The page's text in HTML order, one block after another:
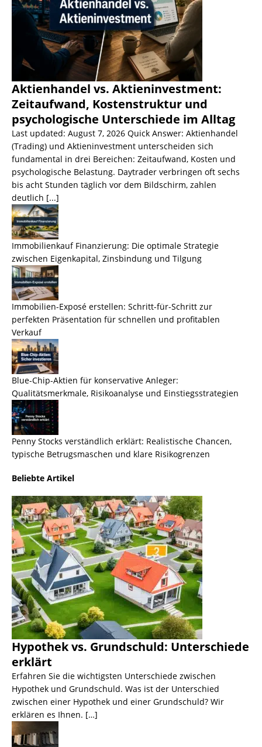
Aktienhandel vs. Aktieninvestment:
Zeitaufwand, Kostenstruktur und
psychologische Unterschiede im Alltag
Last updated: August 7, 2026 Quick Answer: Aktienhandel
(Trading) und Aktieninvestment unterscheiden sich
fundamental in drei Bereichen: Zeitaufwand, Kosten und
psychologische Belastung. Daytrader verbringen oft sechs
bis acht Stunden täglich vor dem Bildschirm, zahlen
deutlich [...]
Immobilienkauf Finanzierung: Die optimale Strategie
zwischen Eigenkapital, Zinsbindung und Tilgung
Immobilien-Exposé erstellen: Schritt-für-Schritt zur
perfekten Präsentation für schnellen und profitablen
Verkauf
Blue-Chip-Aktien für konservative Anleger:
Qualitätsmerkmale, Risikoanalyse und Einstiegsstrategien
Penny Stocks verständlich erklärt: Realistische Chancen,
typische Betrugsmaschen und klare Risikogrenzen
Beliebte Artikel
Hypothek vs. Grundschuld: Unterschiede
erklärt
Erfahren Sie die wichtigsten Unterschiede zwischen
Hypothek und Grundschuld. Was ist der Unterschied
zwischen einer Hypothek und einer Grundschuld? Wir
erklären es Ihnen. […]